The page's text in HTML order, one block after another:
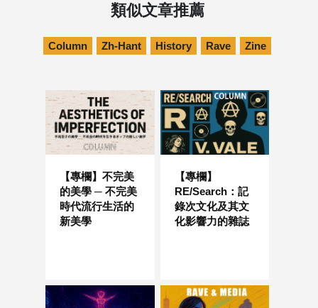
類似文章推薦
Column Zh-Hant History Rave Zine
【專欄】不完美
的美學 ─ 不完美
時代流行生活的
新美學
【專欄】
RE/Search：記
錄次文化及其文
化影響力的雜誌